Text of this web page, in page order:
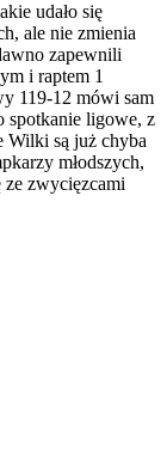
udało się
ale nie zmienia
zapewnili
i raptem 1
119-12 mówi sam
spotkanie ligowe, z
Wilki są już chyba
młodszych,
ze zwycięzcami